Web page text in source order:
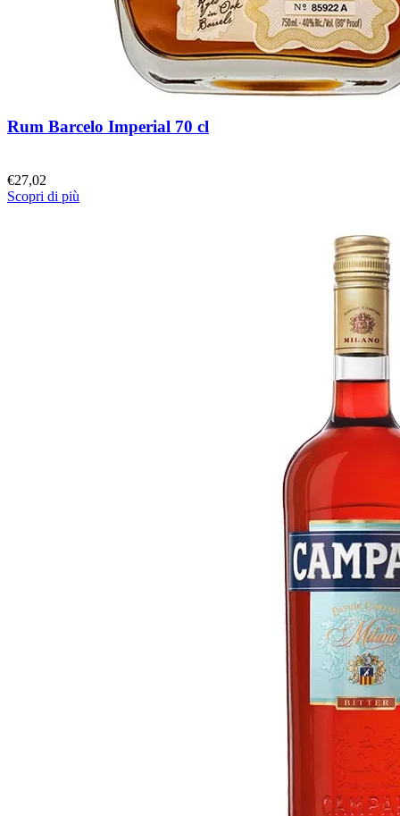
Rum Barcelo Imperial 70 cl
€27,02
Scopri di più